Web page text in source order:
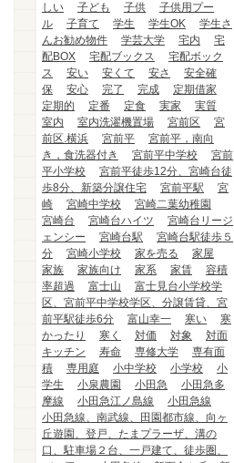
しい
子ども 子供
子供用プー
ル
子育て 学生 学生OK
学生さ
んお勧め物件
学芸大学 宅内
宅
配BOX
宅配ブックス
宅配ボック
ス
安い 安くて 安さ
安全確
保
安心 完了 完成
定期借家
定期的
定番 定食 実家
実質
室内
室内洗濯機置場 宮前区
宮
前区.横浜
宮前平
宮前平，南向
き，食洗器付き
宮前平中学校
宮前
平小学校
宮前平徒歩12分、宮崎台徒
歩8分、新築分譲住宅
宮前平駅
宮
崎
宮崎中学校
宮崎二葉幼稚園
宮崎台
宮崎台ハイツ
宮崎台リージ
ェンシー
宮崎台駅
宮崎台駅徒歩５
分
宮崎小学校 家を売る
家屋
家族
家族向け 家系 家賃
容積
率超過
富士山
富士見台小学校学
区、宮前平中学校学区、分譲賃貸、宮
前平駅徒歩6分
富山幸一 寒い
寒
かったり
寒く 対価 対象
対面
キッチン
寿命 専修大学
専有面
積
専用庭 小中学校 小学校
小
学生
小泉農園 小田急
小田急多
摩線
小田急江ノ島線
小田急線
小田急線、南武線、田園都市線、向ヶ
丘遊園、登戸、たまプラーザ、溝の
口、駐車場２台、一戸建て、徒歩圏、